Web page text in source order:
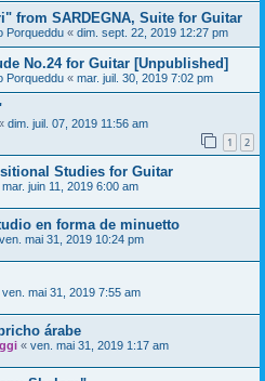
from SARDEGNA, Suite for Guitar
Porqueddu « dim. sept. 22, 2019 12:27 pm
No.24 for Guitar [Unpublished]
Porqueddu « mar. juil. 30, 2019 7:02 pm
dim. juil. 07, 2019 11:56 am
1 2
Studies for Guitar
mar. juin 11, 2019 6:00 am
en forma de minuetto
ven. mai 31, 2019 10:24 pm
ven. mai 31, 2019 7:55 am
árabe
« ven. mai 31, 2019 1:17 am